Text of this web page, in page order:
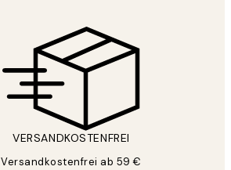
VERSANDKOSTENFREI
Versandkostenfrei ab 59 €